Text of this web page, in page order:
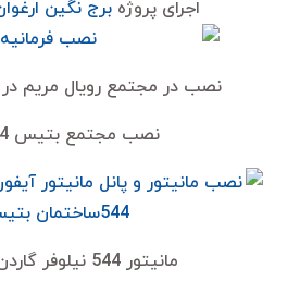
اجرای پروژه برج نگین
نصب در مجتمع رویال مریم در
نصب مجتمع بتیس 1400/4
مانیتور 544 نیلوفر گاردن 1400/3